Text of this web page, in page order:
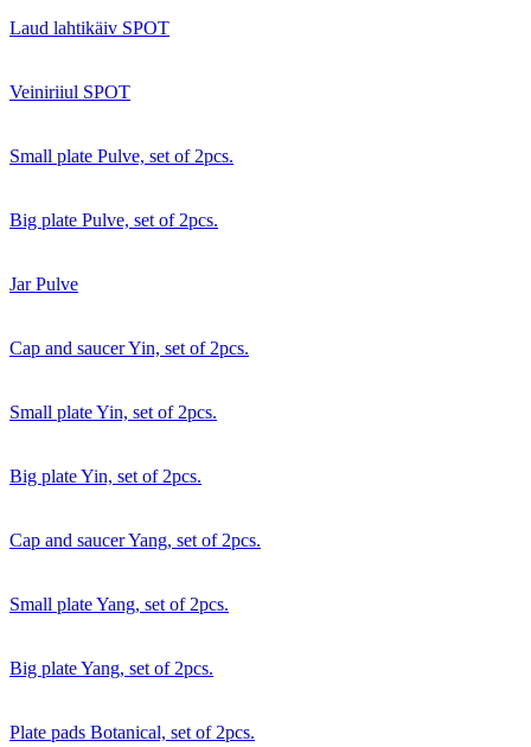
Laud lahtikäiv SPOT
Veiniriiul SPOT
Small plate Pulve, set of 2pcs.
Big plate Pulve, set of 2pcs.
Jar Pulve
Cap and saucer Yin, set of 2pcs.
Small plate Yin, set of 2pcs.
Big plate Yin, set of 2pcs.
Cap and saucer Yang, set of 2pcs.
Small plate Yang, set of 2pcs.
Big plate Yang, set of 2pcs.
Plate pads Botanical, set of 2pcs.